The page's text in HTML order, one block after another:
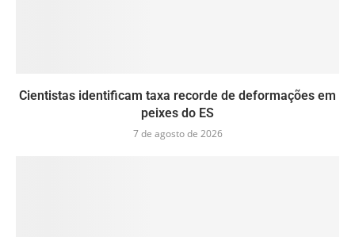
Cientistas identificam taxa recorde de deformações em
peixes do ES
7 de agosto de 2026